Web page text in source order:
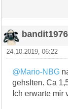
bandit1976
24.10.2019, 06:22
@Mario-NBG
gehslten. Ca
Ich erwarte mir